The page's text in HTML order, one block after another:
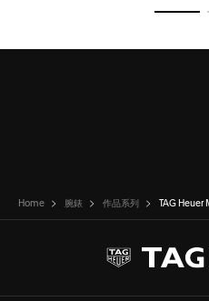
Home 腕錶 作品系列 TAG